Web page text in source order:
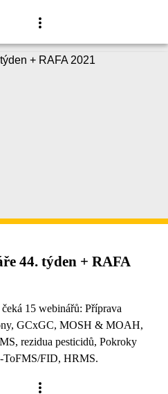
44. týden + RAFA
15 webinářů: Příprava
GCxGC, MOSH & MOAH,
rezidua pesticidů, Pokroky
FID, HRMS.